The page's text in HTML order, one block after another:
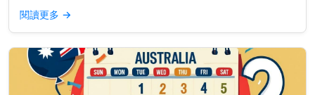
假期——哈芝節（Hari Raya Haji）和開齋節（Hari Ray...
閱讀更多 →